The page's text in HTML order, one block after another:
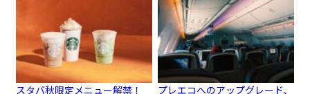
スタバ秋限定メニュー解禁！ プレエコへのアップグレード、